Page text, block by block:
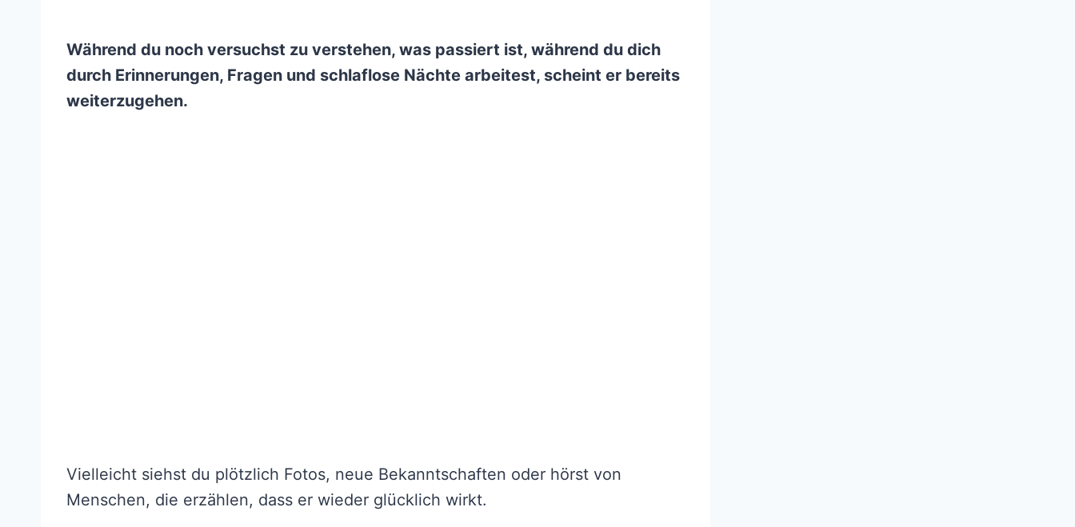
Während du noch versuchst zu verstehen, was passiert ist, während du dich
durch Erinnerungen, Fragen und schlaflose Nächte arbeitest, scheint er bereits
weiterzugehen.
Vielleicht siehst du plötzlich Fotos, neue Bekanntschaften oder hörst von
Menschen, die erzählen, dass er wieder glücklich wirkt.